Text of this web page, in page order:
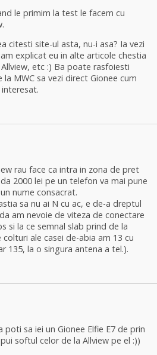
le primim la test le facem cu
citesti site-ul asta, nu-i asa? Ia vezi
explicat eu in alte articole chestia
etc :) Ba poate rasfoiesti
MWC sa vezi direct Gionee cum
rau face ca intra in zona de pret
2000 lei pe un telefon va mai pune
nume consacrat.
sa nu ai N cu ac, e de-a dreptul
am nevoie de viteza de conectare
si la ce semnal slab prind de la
ale casei de-abia am 13 cu
135, la o singura antena a tel.).
poti sa iei un Gionee Elfie E7 de prin
softul celor de la Allview pe el :))